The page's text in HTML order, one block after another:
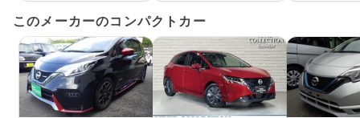
このメーカーのコンパクトカー